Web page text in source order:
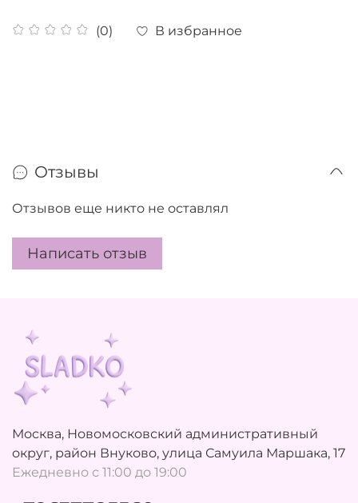
(0) В избранное
Отзывы
Отзывов еще никто не оставлял
Написать отзыв
Москва, Новомосковский административный
округ, район Внуково, улица Самуила Маршака, 17
Ежедневно с 11:00 до 19:00